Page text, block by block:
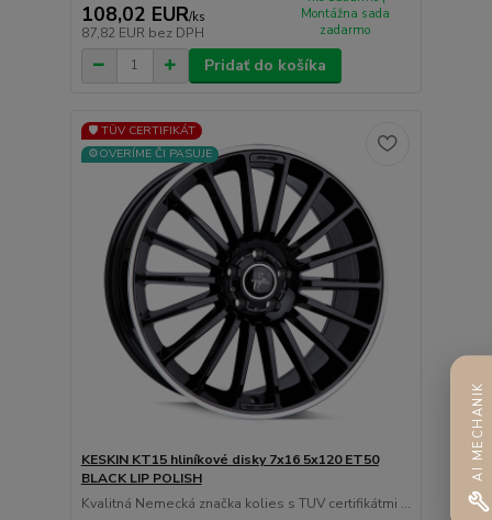
108,02 EUR/ks
87,82 EUR bez DPH
Montážna sada
zadarmo
Pridať do košíka
🛡️ TÜV CERTIFIKÁT
⚙️OVERÍME ČI PASUJE
KESKIN KT15 hliníkové disky 7x16 5x120 ET50
BLACK LIP POLISH
Kvalitná Nemecká značka kolies s TUV certifikátmi ...
AI MECHANIK